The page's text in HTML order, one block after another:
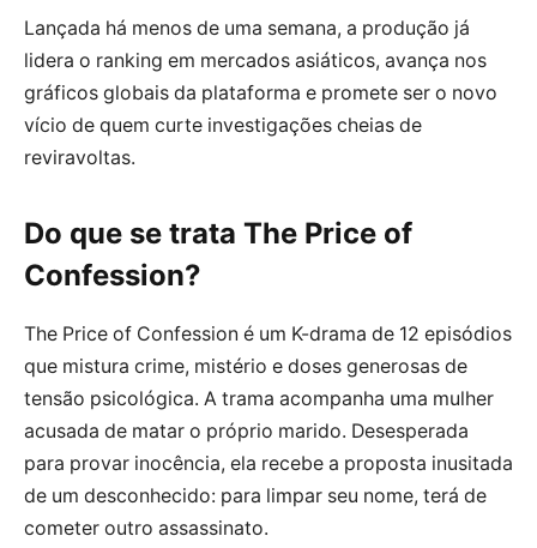
Lançada há menos de uma semana, a produção já
lidera o ranking em mercados asiáticos, avança nos
gráficos globais da plataforma e promete ser o novo
vício de quem curte investigações cheias de
reviravoltas.
Do que se trata The Price of
Confession?
The Price of Confession é um K-drama de 12 episódios
que mistura crime, mistério e doses generosas de
tensão psicológica. A trama acompanha uma mulher
acusada de matar o próprio marido. Desesperada
para provar inocência, ela recebe a proposta inusitada
de um desconhecido: para limpar seu nome, terá de
cometer outro assassinato.